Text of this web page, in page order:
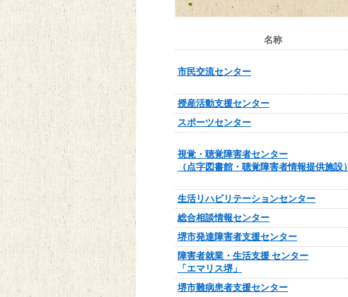
名称
市民交流センター
授産活動支援センター
スポーツセンター
視覚・聴覚障害者センター
（点字図書館・聴覚障害者情報提供施設）
生活リハビリテーションセンター
総合相談情報センター
堺市発達障害者支援センター
障害者就業・生活支援 センター
「エマリス堺」
堺市難病患者支援センター